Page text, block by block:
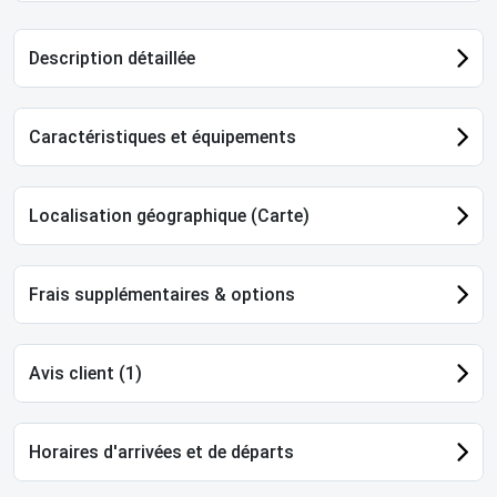
Description détaillée
Caractéristiques et équipements
Localisation géographique (Carte)
Frais supplémentaires & options
Avis client (1)
Horaires d'arrivées et de départs